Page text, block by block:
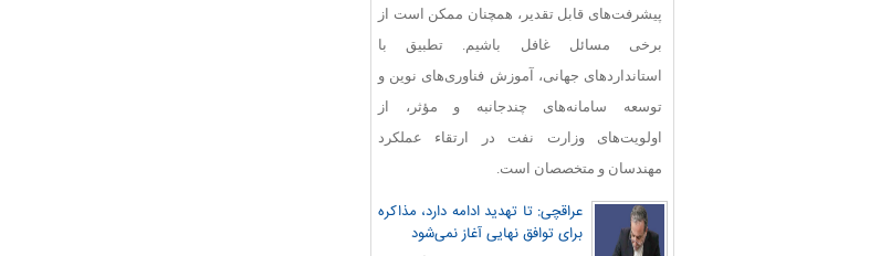
پیشرفت‌های قابل‌ تقدیر، همچنان ممکن است از
برخی مسائل غافل باشیم. تطبیق با
استانداردهای جهانی، آموزش فناوری‌های نوین و
توسعه سامانه‌های چندجانبه و مؤثر، از
اولویت‌های وزارت نفت در ارتقاء عملکرد
مهندسان و متخصصان است.
عراقچی: تا تهدید ادامه دارد، مذاکره
برای توافق نهایی آغاز نمی‌شود